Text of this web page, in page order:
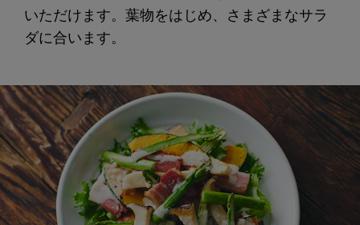
いただけます。葉物をはじめ、さまざまなサラ
ダに合います。